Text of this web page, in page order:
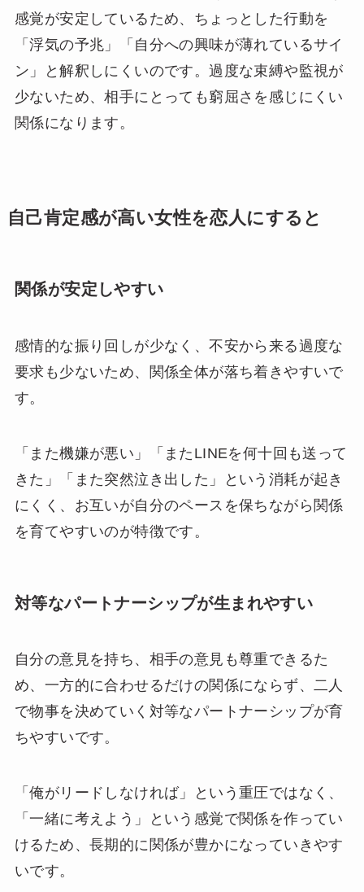
感覚が安定しているため、ちょっとした行動を
「浮気の予兆」「自分への興味が薄れているサイ
ン」と解釈しにくいのです。過度な束縛や監視が
少ないため、相手にとっても窮屈さを感じにくい
関係になります。
自己肯定感が高い女性を恋人にすると
関係が安定しやすい
感情的な振り回しが少なく、不安から来る過度な
要求も少ないため、関係全体が落ち着きやすいで
す。
「また機嫌が悪い」「またLINEを何十回も送って
きた」「また突然泣き出した」という消耗が起き
にくく、お互いが自分のペースを保ちながら関係
を育てやすいのが特徴です。
対等なパートナーシップが生まれやすい
自分の意見を持ち、相手の意見も尊重できるた
め、一方的に合わせるだけの関係にならず、二人
で物事を決めていく対等なパートナーシップが育
ちやすいです。
「俺がリードしなければ」という重圧ではなく、
「一緒に考えよう」という感覚で関係を作ってい
けるため、長期的に関係が豊かになっていきやす
いです。